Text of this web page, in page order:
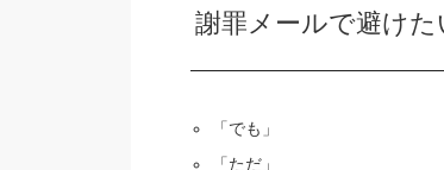
謝罪メールで避け
「でも」
「ただ」